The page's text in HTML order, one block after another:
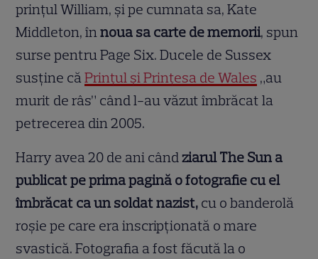
prințul William, și pe cumnata sa, Kate
Middleton, înnoua sa carte de memorii, spun
surse pentru Page Six. Ducele de Sussex
susține căPrințul și Prințesa de Wales „au
murit de râs” când l-au văzut îmbrăcat la
petrecerea din 2005.
Harry avea 20 de ani cândziarul The Sun a
publicat pe prima pagină o fotografie cu el
îmbrăcat ca un soldat nazist, cu o banderolă
roșie pe care era inscripționată o mare
svastică. Fotografia a fost făcută la o